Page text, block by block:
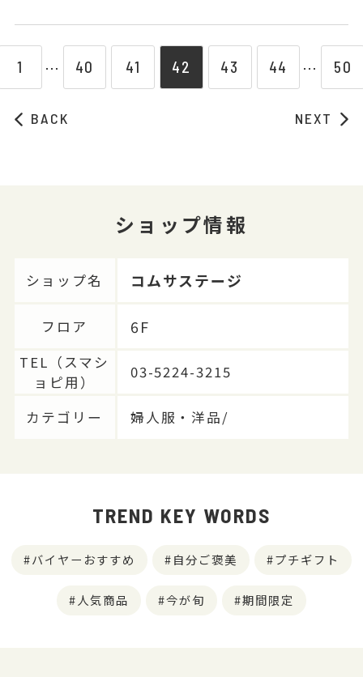
BACK
1 ⋯ 40 41 42 43 44 ⋯ 50
NEXT
ショップ情報
ショップ名 コムサステージ
フロア 6F
TEL（スマシ
ョピ用）
03-5224-3215
カテゴリー 婦人服・洋品/
TREND KEY WORDS
バイヤーおすすめ 自分ご褒美 プチギフト
人気商品 今が旬 期間限定